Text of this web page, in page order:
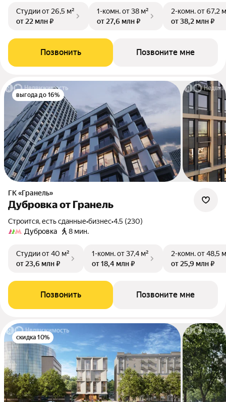
Студииот 26,5 м²
от 22 млн ₽
1-комн.от 38 м²
от 27,6 млн ₽
2-комн.от 67,2
от 38,2 млн ₽
Позвонить Позвоните мне
выгода до 16%
ГК «Гранель»
Дубровка от Гранель
Строится, есть сданные•бизнес•4.5 (230)
Дубровка
8 мин.
Студииот 40 м²
от 23,6 млн ₽
1-комн.от 37,4 м²
от 18,4 млн ₽
2-комн.от 48,5
от 25,9 млн ₽
Позвонить Позвоните мне
скидка 10%